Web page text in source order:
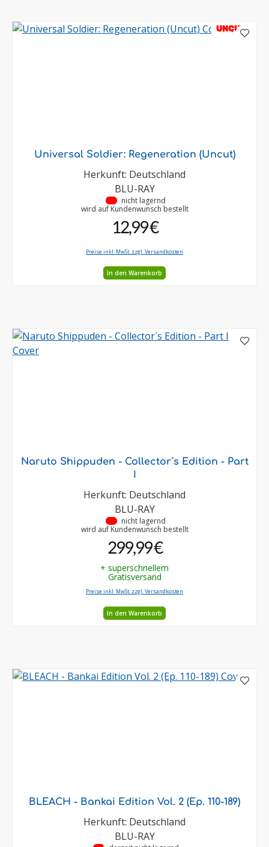
UNCUT
Universal Soldier: Regeneration (Uncut)
Herkunft: Deutschland
BLU-RAY
nicht lagernd
wird auf Kundenwunsch bestellt
12,99 €
Preise inkl. MwSt. zzgl. Versandkosten
In den Warenkorb
Naruto Shippuden - Collector´s Edition - Part
I
Herkunft: Deutschland
BLU-RAY
nicht lagernd
wird auf Kundenwunsch bestellt
299,99 €
+ superschnellem
Gratisversand
Preise inkl. MwSt. zzgl. Versandkosten
In den Warenkorb
BLEACH - Bankai Edition Vol. 2 (Ep. 110-189)
Herkunft: Deutschland
BLU-RAY